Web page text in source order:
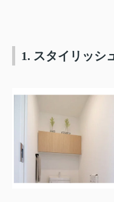
1. スタイリッシ